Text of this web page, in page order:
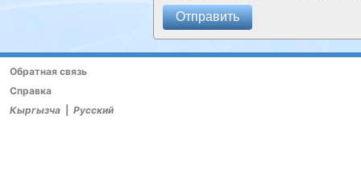
Отправить
Обратная связь
Справка
Кыргызча
Русский